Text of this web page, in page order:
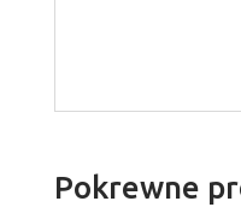
Pokrewne